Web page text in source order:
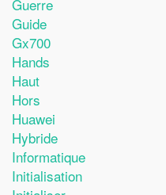
Guerre
Guide
Gx700
Hands
Haut
Hors
Huawei
Hybride
Informatique
Initialisation